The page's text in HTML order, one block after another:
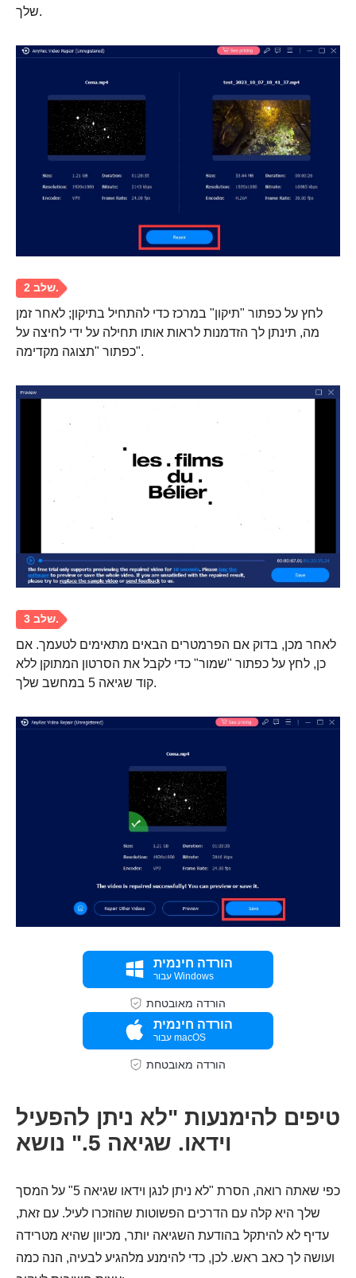
שלך.
לחץ על כפתור "תיקון" במרכז כדי להתחיל בתיקון; לאחר זמן
מה, תינתן לך הזדמנות לראות אותו תחילה על ידי לחיצה על
כפתור "תצוגה מקדימה".
לאחר מכן, בדוק אם הפרמטרים הבאים מתאימים לטעמך. אם
כן, לחץ על כפתור "שמור" כדי לקבל את הסרטון המתוקן ללא
קוד שגיאה 5 במחשב שלך.
הורדה חינמית
עבור Windows
הורדה מאובטחת
הורדה חינמית
עבור macOS
הורדה מאובטחת
טיפים להימנעות "לא ניתן להפעיל
וידאו. שגיאה 5." נושא
כפי שאתה רואה, הסרת "לא ניתן לנגן וידאו שגיאה 5" על המסך
שלך היא קלה עם הדרכים הפשוטות שהוזכרו לעיל. עם זאת,
עדיף לא להיתקל בהודעת השגיאה יותר, מכיוון שהיא מטרידה
ועושה לך כאב ראש. לכן, כדי להימנע מלהגיע לבעיה, הנה כמה